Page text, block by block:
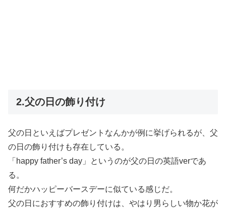
2.父の日の飾り付け
父の日といえばプレゼントなんかが例に挙げられるが、父
の日の飾り付けも存在している。
「happy father’s day」というのが父の日の英語verであ
る。
何だかハッピーバースデーに似ている感じだ。
父の日におすすめの飾り付けは、やはり男らしい物か花が